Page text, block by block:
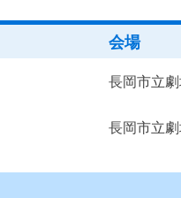
会場
長岡市立
長岡市立